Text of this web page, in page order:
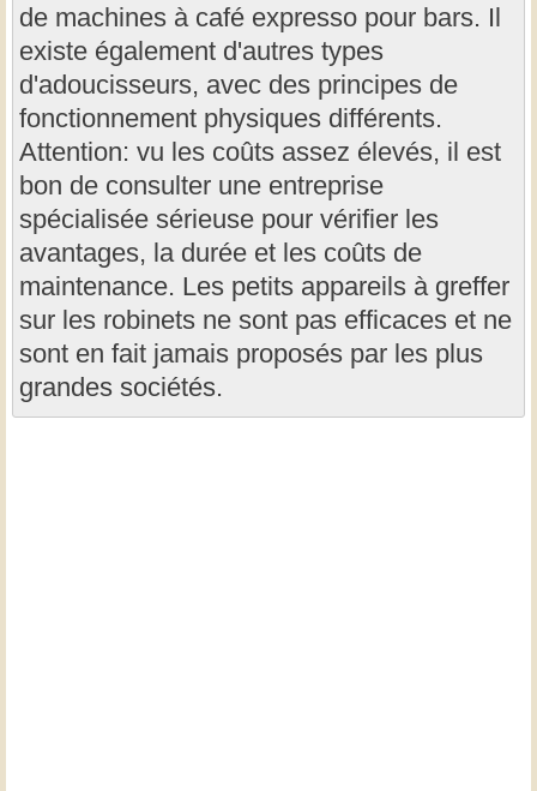
de machines à café expresso pour bars. Il
existe également d'autres types
d'adoucisseurs, avec des principes de
fonctionnement physiques différents.
Attention: vu les coûts assez élevés, il est
bon de consulter une entreprise
spécialisée sérieuse pour vérifier les
avantages, la durée et les coûts de
maintenance. Les petits appareils à greffer
sur les robinets ne sont pas efficaces et ne
sont en fait jamais proposés par les plus
grandes sociétés.